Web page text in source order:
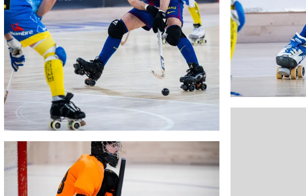
FC Barcelona club badge